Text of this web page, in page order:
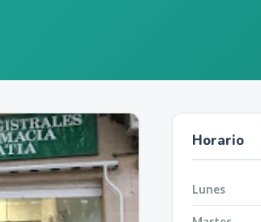
Horario
Lunes